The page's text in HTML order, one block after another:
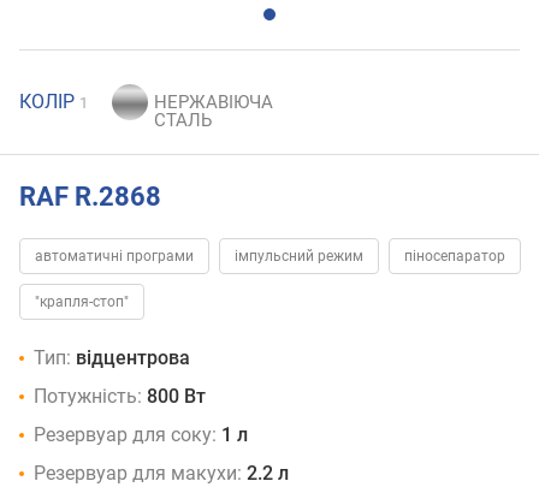
КОЛІР 1
RAF R.2868
автоматичні програми імпульсний режим піносепаратор
"крапля-стоп"
Тип: відцентрова
Потужність: 800 Вт
Резервуар для соку: 1 л
Резервуар для макухи: 2.2 л